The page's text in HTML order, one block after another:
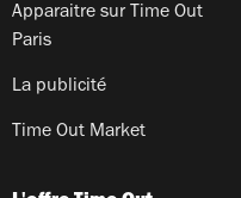
Apparaitre sur Time Out
Paris
La publicité
Time Out Market